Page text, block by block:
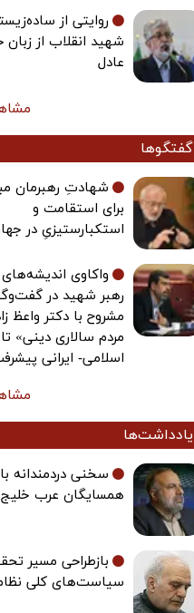
روایتی از
شهید انقلاب از زبان
عادل
گفتگوها
شهادتِ رهبرمان
برای استقامت و
استکبارستیزیِ در
واکاوی اندیشه‌های
رهبر شهید در
مشروح با دکتر واعظ
مردم سالاری دینی»
اسلامی- ایرانی
یادداشت‌ها
سخنی دردمندانه
همسایگان عرب
بازطراحی مسیر
سیاست‌های کلی